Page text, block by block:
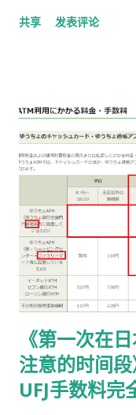
完了，请邮寄材料 」
载 PDF（不是费用说
https://
填写： 右上角： 申请
入印紙贴付栏」内：
张 不重叠、不消印 📌
后提交的在留期间更
パック】 可以使用：
或红色：レターパッ
パック： 提前写好“收
要封口 可 对折一次 （
ク」， 没有指定必须
易书留】寄给入管 把以
手数料纳付书（已贴印
ーパック（对折） 信
共享 发表评论
《第一次在
注意的时间
UFJ手数料完